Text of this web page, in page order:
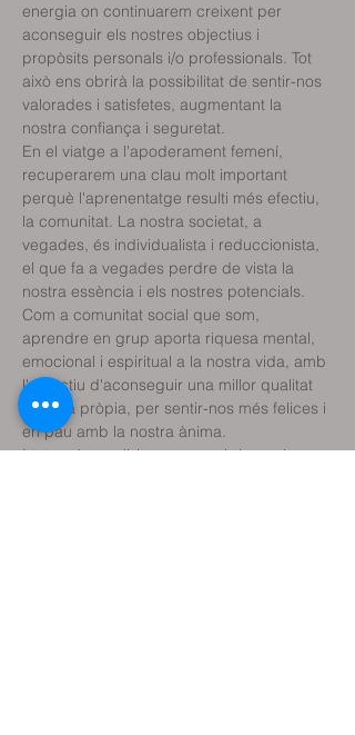
energia on continuarem creixent per
aconseguir els nostres objectius i
propòsits personals i/o professionals. Tot
això ens obrirà la possibilitat de sentir-nos
valorades i satisfetes, augmentant la
En el viatge a l'apoderament femení,
recuperarem una clau molt important
perquè l'aprenentatge resulti més efectiu,
la comunitat. La nostra societat, a
vegades, és individualista i reduccionista,
el que fa a vegades perdre de vista la
nostra essència i els nostres potencials.
Com a comunitat social que som,
aprendre en grup aporta riquesa mental,
emocional i espiritual a la nostra vida, amb
l'objectiu d'aconseguir una millor qualitat
de vida pròpia, per sentir-nos més felices i
I tot serà possible aconseguir-ho amb una